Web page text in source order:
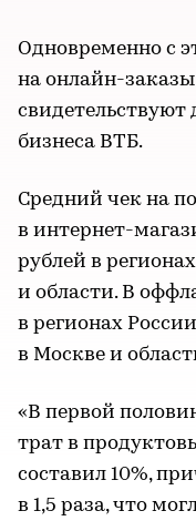
Одновременно с
на онлайн-
свидетельствуют
бизнеса ВТБ.
Средний чек на
в интернет-
рублей в
и области. В
в регионах
в Москве и
«В первой
трат в
составил 10%,
в 1,5 раза, что